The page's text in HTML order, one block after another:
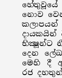
නොව
භික්‍ෂූන්ට
දෙන
මෙහි දී
රජ